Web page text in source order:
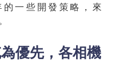
一些開發策略，來
優先，各相機